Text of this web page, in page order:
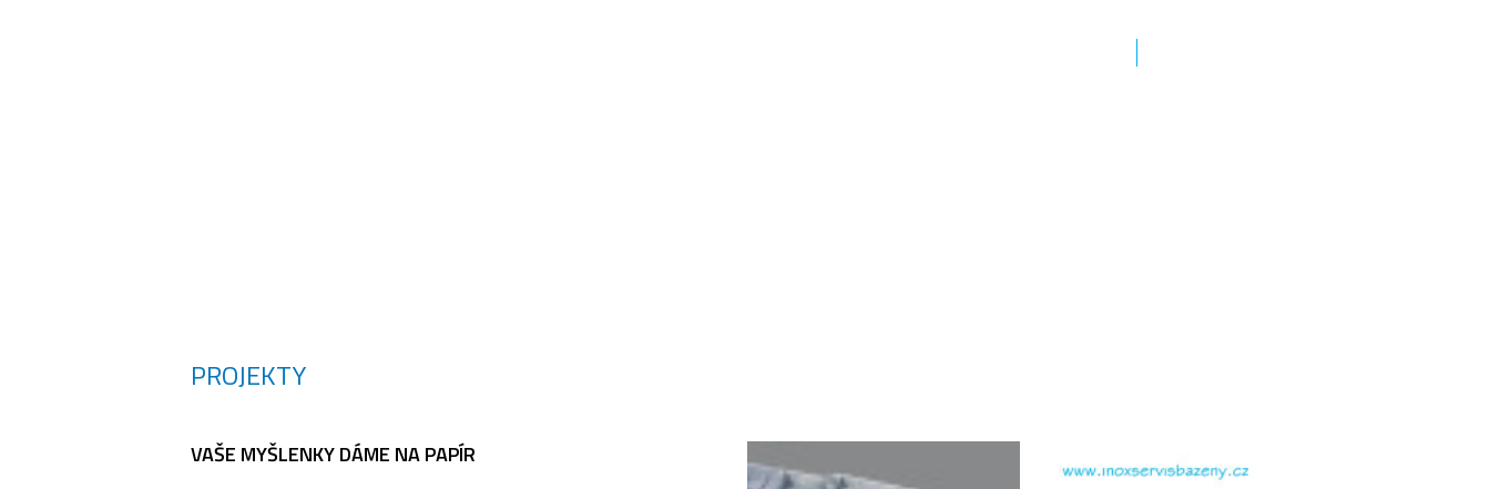
PROJEKTY
VAŠE MYŠLENKY DÁME NA PAPÍR